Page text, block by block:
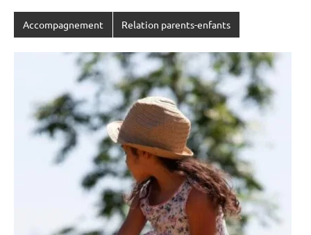
Accompagnement Relation parents-enfants